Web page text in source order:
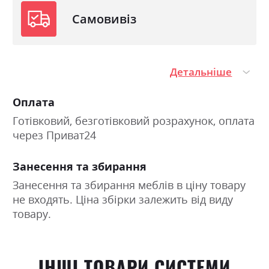
Самовивіз
Детальніше
Оплата
Готівковий, безготівковий розрахунок, оплата
через Приват24
Занесення та збирання
Занесення та збирання меблів в ціну товару
не входять. Ціна збірки залежить від виду
товару.